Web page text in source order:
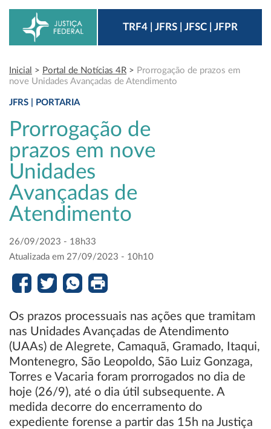
TRF4 | JFRS | JFSC | JFPR
Inicial > Portal de Notícias 4R > Prorrogação de prazos em
nove Unidades Avançadas de Atendimento
JFRS | PORTARIA
Prorrogação de
prazos em nove
Unidades
Avançadas de
Atendimento
26/09/2023 - 18h33
Atualizada em 27/09/2023 - 10h10
Os prazos processuais nas ações que tramitam
nas Unidades Avançadas de Atendimento
(UAAs) de Alegrete, Camaquã, Gramado, Itaqui,
Montenegro, São Leopoldo, São Luiz Gonzaga,
Torres e Vacaria foram prorrogados no dia de
hoje (26/9), até o dia útil subsequente. A
medida decorre do encerramento do
expediente forense a partir das 15h na Justiça